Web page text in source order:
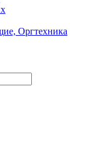
Оргтехника